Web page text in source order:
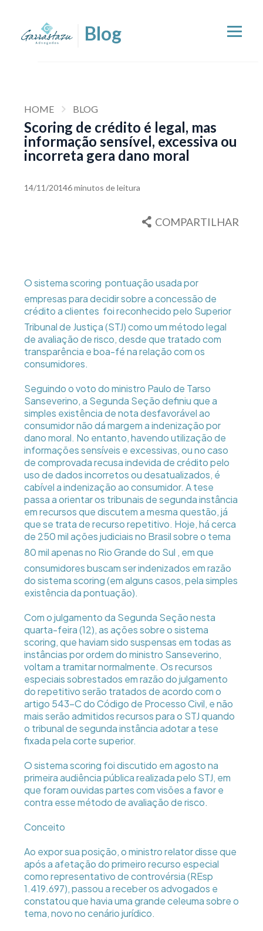
HOME BLOG
Scoring de crédito é legal, mas
informação sensível, excessiva ou
incorreta gera dano moral
14/11/20146 minutos de leitura
COMPARTILHAR
O sistema scoring  pontuação usada por
empresas para decidir sobre a concessão de
crédito a clientes  foi reconhecido pelo Superior
Tribunal de Justiça (STJ) como um método legal
de avaliação de risco, desde que tratado com
transparência e boa-fé na relação com os
consumidores.
Seguindo o voto do ministro Paulo de Tarso
Sanseverino, a Segunda Seção definiu que a
simples existência de nota desfavorável ao
consumidor não dá margem a indenização por
dano moral. No entanto, havendo utilização de
informações sensíveis e excessivas, ou no caso
de comprovada recusa indevida de crédito pelo
uso de dados incorretos ou desatualizados, é
cabível a indenização ao consumidor. A tese
passa a orientar os tribunais de segunda instância
em recursos que discutem a mesma questão, já
que se trata de recurso repetitivo. Hoje, há cerca
de 250 mil ações judiciais no Brasil sobre o tema 
80 mil apenas no Rio Grande do Sul , em que
consumidores buscam ser indenizados em razão
do sistema scoring (em alguns casos, pela simples
existência da pontuação).
Com o julgamento da Segunda Seção nesta
quarta-feira (12), as ações sobre o sistema
scoring, que haviam sido suspensas em todas as
instâncias por ordem do ministro Sanseverino,
voltam a tramitar normalmente. Os recursos
especiais sobrestados em razão do julgamento
do repetitivo serão tratados de acordo com o
artigo 543-C do Código de Processo Civil, e não
mais serão admitidos recursos para o STJ quando
o tribunal de segunda instância adotar a tese
fixada pela corte superior.
O sistema scoring foi discutido em agosto na
primeira audiência pública realizada pelo STJ, em
que foram ouvidas partes com visões a favor e
contra esse método de avaliação de risco.
Conceito
Ao expor sua posição, o ministro relator disse que
após a afetação do primeiro recurso especial
como representativo de controvérsia (REsp
1.419.697), passou a receber os advogados e
constatou que havia uma grande celeuma sobre o
tema, novo no cenário jurídico.